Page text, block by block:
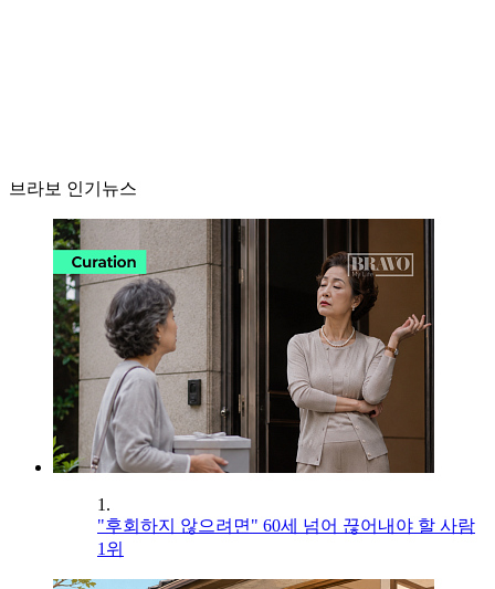
브라보 인기뉴스
1.
"후회하지 않으려면" 60세 넘어 끊어내야 할 사람
1위